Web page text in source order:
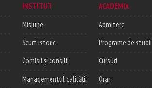
INSTITUT
Misiune
Scurt istoric
Comisii și consilii
Managementul calității
ACADEMIA
Admitere
Programe de studii
Cursuri
Orar